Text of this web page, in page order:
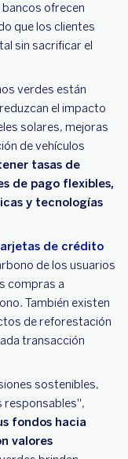
ofrecen
que los clientes
sin sacrificar el
verdes están
el impacto
solares, mejoras
de vehículos
tasas de
de pago flexibles,
y tecnologías
de crédito
de los usuarios
compras a
También existen
de reforestación
transacción
sostenibles,
responsables",
fondos hacia
valores